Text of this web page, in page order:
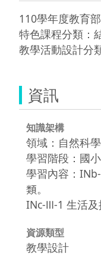
110學年度教育
特色課程分類：
教學活動設計分
資訊
知識架構
領域：自然科學
學習階段：國
學習內容：
類。
INc-Ⅲ-1 生活及
資源類型
教學設計